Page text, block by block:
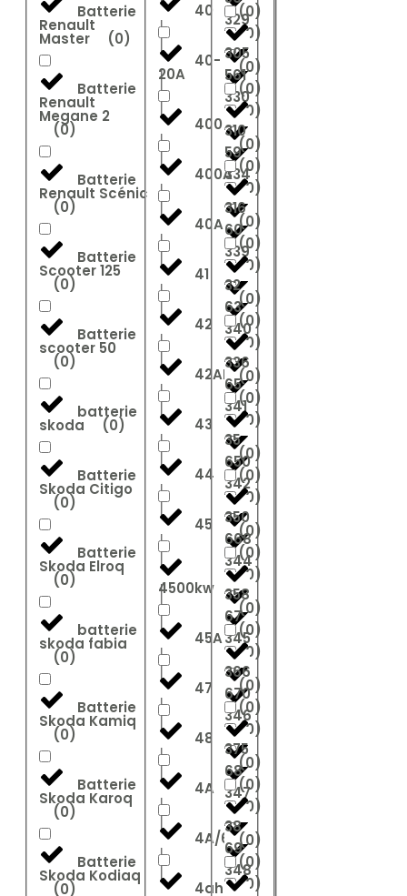
Batterie
Renault
Master (0)
Batterie
Renault
Megane 2
(0)
Batterie
Renault Scénic
(0)
Batterie
Scooter 125
(0)
Batterie
scooter 50
(0)
batterie
skoda (0)
Batterie
Skoda Citigo
(0)
Batterie
Skoda Elroq
(0)
batterie
skoda fabia
(0)
Batterie
Skoda Kamiq
(0)
Batterie
Skoda Karoq
(0)
Batterie
Skoda Kodiaq
(0)
40
40-
20A
400
400A
40A
41
42
42AH
43
44
45
4500kw
45A
47
48
4A
4A/6A
4ah
329
(0)
330
(0)
334
(0)
339
(0)
340
(0)
341
(0)
342
(0)
344
(0)
345
(0)
346
(0)
347
(0)
348
(0)
(0)
561
(0)
59
(0)
60
(0)
63
(0)
65
(0)
650
(0)
668
(0)
67
(0)
670
(0)
68
(0)
69
(0)
305
(0)
310
(0)
316
(0)
32
(0)
336
(0)
35
(0)
350
(0)
358
(0)
366
(0)
375
(0)
38
(0)